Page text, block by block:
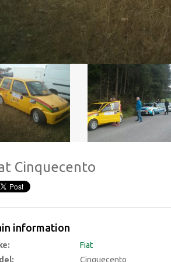
Cinquecento
information
Fiat
Cinquecento